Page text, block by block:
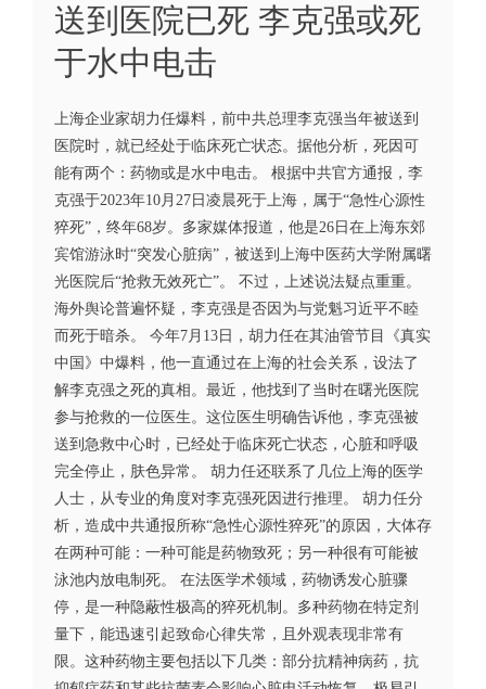
送到医院已死 李克强或死
于水中电击
上海企业家胡力任爆料，前中共总理李克强当年被送到
医院时，就已经处于临床死亡状态。据他分析，死因可
能有两个：药物或是水中电击。 根据中共官方通报，李
克强于2023年10月27日凌晨死于上海，属于“急性心源性
猝死”，终年68岁。多家媒体报道，他是26日在上海东郊
宾馆游泳时“突发心脏病”，被送到上海中医药大学附属曙
光医院后“抢救无效死亡”。 不过，上述说法疑点重重。
海外舆论普遍怀疑，李克强是否因为与党魁习近平不睦
而死于暗杀。 今年7月13日，胡力任在其油管节目《真实
中国》中爆料，他一直通过在上海的社会关系，设法了
解李克强之死的真相。最近，他找到了当时在曙光医院
参与抢救的一位医生。这位医生明确告诉他，李克强被
送到急救中心时，已经处于临床死亡状态，心脏和呼吸
完全停止，肤色异常。 胡力任还联系了几位上海的医学
人士，从专业的角度对李克强死因进行推理。 胡力任分
析，造成中共通报所称“急性心源性猝死”的原因，大体存
在两种可能：一种可能是药物致死；另一种很有可能被
泳池内放电制死。 在法医学术领域，药物诱发心脏骤
停，是一种隐蔽性极高的猝死机制。多种药物在特定剂
量下，能迅速引起致命心律失常，且外观表现非常有
限。这种药物主要包括以下几类：部分抗精神病药，抗